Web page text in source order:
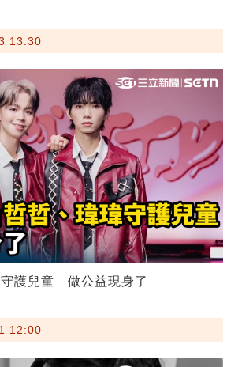
13:30
護兒童 做公益現身了
12:00